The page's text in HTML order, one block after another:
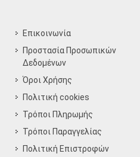
Επικοινωνία
Προστασία Προσωπικών
Δεδομένων
Όροι Χρήσης
Πολιτική cookies
Τρόποι Πληρωμής
Τρόποι Παραγγελίας
Πολιτική Επιστροφών